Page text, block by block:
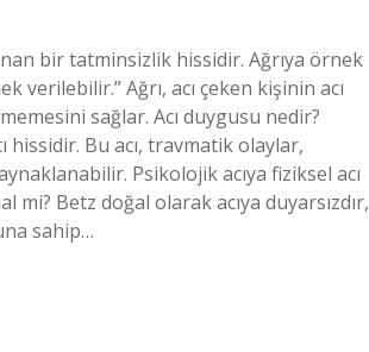
bir tatminsizlik hissidir. Ağrıya örnek
verilebilir.” Ağrı, acı çeken kişinin acı
sağlar. Acı duygusu nedir?
hissidir. Bu acı, travmatik olaylar,
Psikolojik acıya fiziksel acı
mi? Betz doğal olarak acıya duyarsızdır,
sahip…